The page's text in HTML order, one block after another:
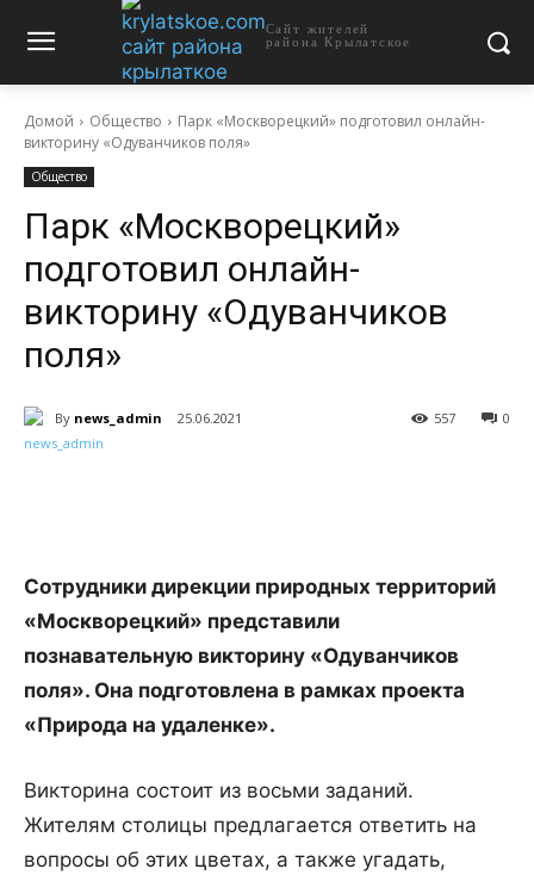
Сайт жителей
района Крылатское
Домой Общество
Парк «Москворецкий» подготовил онлайн-
викторину «Одуванчиков поля»
Общество
Парк «Москворецкий»
подготовил онлайн-
викторину «Одуванчиков
поля»
By news_admin 25.06.2021 0
557
Сотрудники дирекции природных территорий
«Москворецкий» представили
познавательную викторину «Одуванчиков
поля». Она подготовлена в рамках проекта
«Природа на удаленке».
Викторина состоит из восьми заданий.
Жителям столицы предлагается ответить на
вопросы об этих цветах, а также угадать,